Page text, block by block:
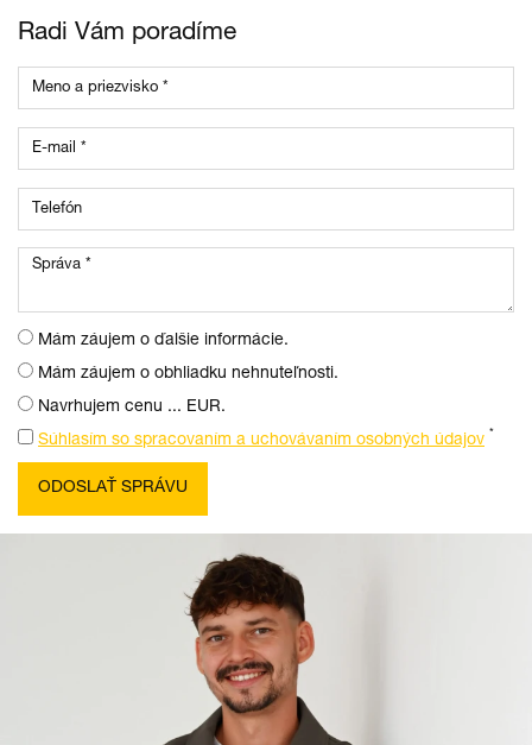
Radi Vám poradíme
Mám záujem o ďalšie informácie.
Mám záujem o obhliadku nehnuteľnosti.
Navrhujem cenu ... EUR.
Súhlasím so spracovaním a uchovávaním osobných údajov *